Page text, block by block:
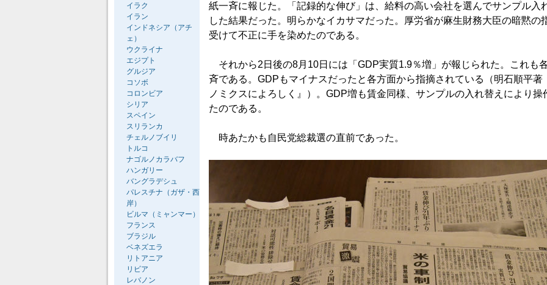
紙一斉に報じた。「記録的な伸び」は、給料の高い会社を選んでサンプル入
した結果だった。明らかなイカサマだった。厚労省が麻生財務大臣の暗黙の
受けて不正に手を染めたのである。
それから2日後の8月10日には「GDP実質1.9％増」が報じられた。これも
斉である。GDPもマイナスだったと各方面から指摘されている（明石順平著
ノミクスによろしく』）。GDP増も賃金同様、サンプルの入れ替えにより操
たのである。
時あたかも自民党総裁選の直前であった。
イラク
イラン
インドネシア（アチ
ェ）
ウクライナ
エジプト
グルジア
コソボ
コロンビア
シリア
スペイン
スリランカ
チェルノブイリ
トルコ
ナゴルノカラバフ
ハンガリー
バングラデシュ
パレスチナ（ガザ・西
岸）
ビルマ（ミャンマー）
フランス
ブラジル
ベネズエラ
リトアニア
リビア
レバノン